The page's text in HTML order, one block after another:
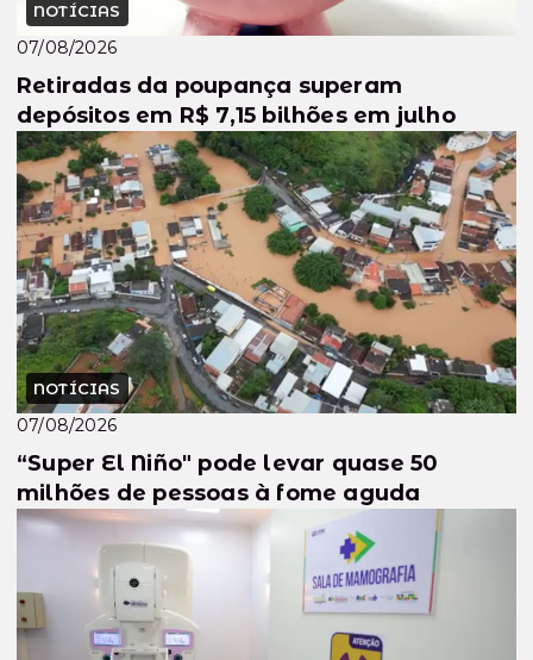
NOTÍCIAS
07/08/2026
Retiradas da poupança superam
depósitos em R$ 7,15 bilhões em julho
NOTÍCIAS
07/08/2026
“Super El Niño" pode levar quase 50
milhões de pessoas à fome aguda